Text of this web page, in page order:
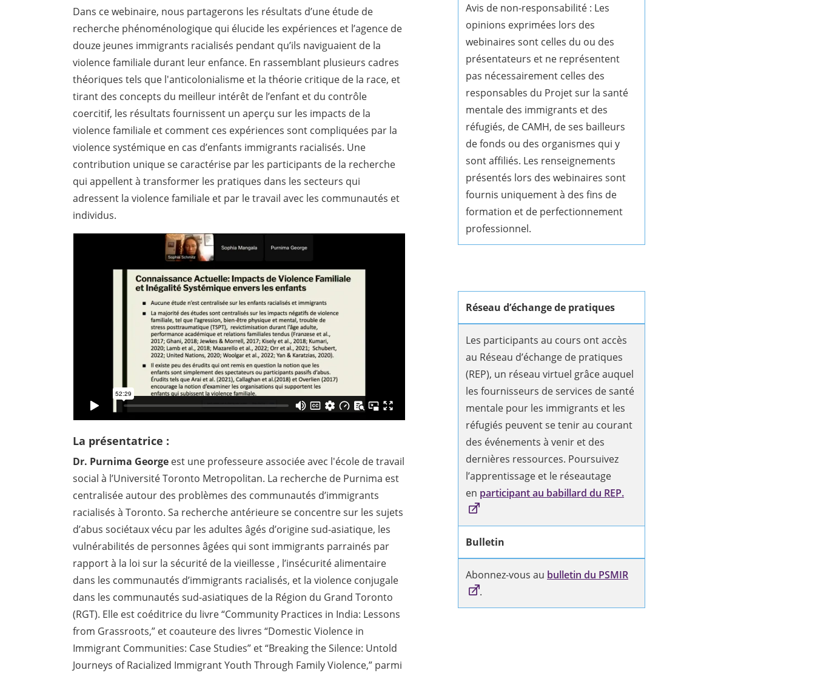
Dans ce webinaire, nous partagerons les résultats d’une étude de
recherche phénoménologique qui élucide les expériences et l’agence de
douze jeunes immigrants racialisés pendant qu’ils naviguaient de la
violence familiale durant leur enfance. En rassemblant plusieurs cadres
théoriques tels que l'anticolonialisme et la théorie critique de la race, et
tirant des concepts du meilleur intérêt de l’enfant et du contrôle
coercitif, les résultats fournissent un aperçu sur les impacts de la
violence familiale et comment ces expériences sont compliquées par la
violence systémique en cas d’enfants immigrants racialisés. Une
contribution unique se caractérise par les participants de la recherche
qui appellent à transformer les pratiques dans les secteurs qui
adressent la violence familiale et par le travail avec les communautés et
individus.
La présentatrice :
Dr. Purnima George est une professeure associée avec l'école de travail
social à l’Université Toronto Metropolitan. La recherche de Purnima est
centralisée autour des problèmes des communautés d’immigrants
racialisés à Toronto. Sa recherche antérieure se concentre sur les sujets
d’abus sociétaux vécu par les adultes âgés d’origine sud-asiatique, les
vulnérabilités de personnes âgées qui sont immigrants parrainés par
rapport à la loi sur la sécurité de la vieillesse , l’insécurité alimentaire
dans les communautés d’immigrants racialisés, et la violence conjugale
dans les communautés sud-asiatiques de la Région du Grand Toronto
(RGT). Elle est coéditrice du livre “Community Practices in India: Lessons
from Grassroots,” et coauteure des livres “Domestic Violence in
Immigrant Communities: Case Studies” et “Breaking the Silence: Untold
Journeys of Racialized Immigrant Youth Through Family Violence,” parmi
Avis de non-responsabilité : Les
opinions exprimées lors des
webinaires sont celles du ou des
présentateurs et ne représentent
pas nécessairement celles des
responsables du Projet sur la santé
mentale des immigrants et des
réfugiés, de CAMH, de ses bailleurs
de fonds ou des organismes qui y
sont affiliés. Les renseignements
présentés lors des webinaires sont
fournis uniquement à des fins de
formation et de perfectionnement
professionnel.
Réseau d’échange de pratiques
Les participants au cours ont accès
au Réseau d’échange de pratiques
(REP), un réseau virtuel grâce auquel
les fournisseurs de services de santé
mentale pour les immigrants et les
réfugiés peuvent se tenir au courant
des événements à venir et des
dernières ressources. Poursuivez
l’apprentissage et le réseautage
en participant au babillard du REP.
Bulletin
Abonnez-vous au bulletin du PSMIR
.